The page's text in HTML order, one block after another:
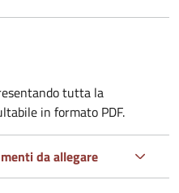
tutta la
in formato PDF.
da allegare